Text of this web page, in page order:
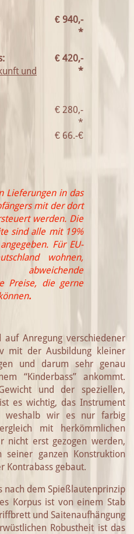
€ 940,-
*
und
€ 420,-
*
€ 280,-
*
€ 66.-€
Lieferungen in das
mit der dort
werden. Die
sind alle mit 19%
Für EU-
wohnen,
Preise, die gerne
.
Anregung verschiedener
mit der Ausbildung kleiner
und darum sehr genau
“Kinderbass” ankommt.
und der speziellen,
es wichtig, das Instrument
weshalb wir es nur farbig
mit herkömmlichen
nicht erst gezogen werden,
ganzen Konstruktion
Kontrabass gebaut.
nach dem Spießlautenprinzip
Korpus ist von einem Stab
und Saitenaufhängung
Robustheit ist das